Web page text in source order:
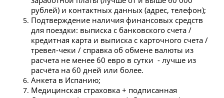
рублей) и контактных данных (адрес, телефон);
Подтверждение наличия финансовых средств
для поездки: выписка с банковского счета /
кредитная карта и выписка с карточного счета /
тревел-чеки / справка об обмене валюты из
расчета не менее 60 евро в сутки - лучше из
расчёта на 60 дней или более.
Анкета в Испанию;
Медицинская страховка + подписанная